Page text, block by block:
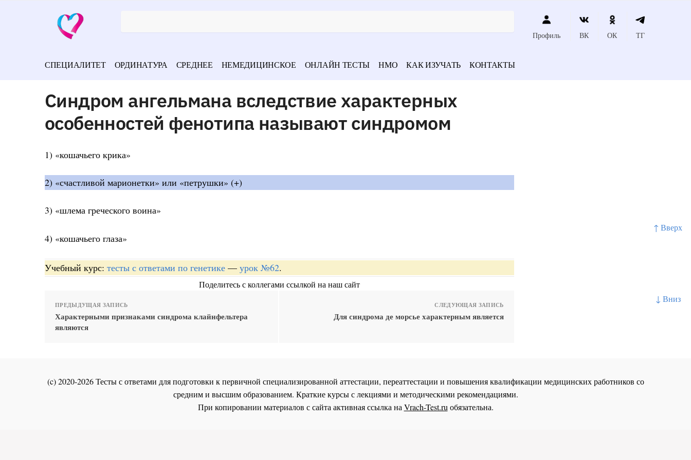
↑ Вверх
↓ Вниз
Профиль ВК ОК ТГ
СПЕЦИАЛИТЕТ ОРДИНАТУРА СРЕДНЕЕ НЕМЕДИЦИНСКОЕ ОНЛАЙН ТЕСТЫ НМО КАК ИЗУЧАТЬ КОНТАКТЫ
Синдром ангельмана вследствие характерных
особенностей фенотипа называют синдромом
1) «кошачьего крика»
2) «счастливой марионетки» или «петрушки» (+)
3) «шлема греческого воина»
4) «кошачьего глаза»
Учебный курс: тесты с ответами по генетике — урок №62.
Поделитесь с коллегами ссылкой на наш сайт
ПРЕДЫДУЩАЯ ЗАПИСЬ
Характерными признаками синдрома клайнфельтера
являются
СЛЕДУЮЩАЯ ЗАПИСЬ
Для синдрома де морсье характерным является
(c) 2020-2026 Тесты с ответами для подготовки к первичной специализированной аттестации, переаттестации и повышения квалификации медицинских работников со
средним и высшим образованием. Краткие курсы с лекциями и методическими рекомендациями.
При копировании материалов с сайта активная ссылка наVrach-Test.ruобязательна.